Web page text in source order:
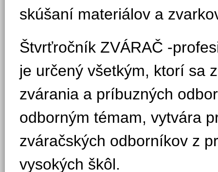
skúšaní materiálov a
Štvrťročník ZVÁRAČ -
je určený všetkým, ktorí sa
zvárania a príbuzných
odborným témam, vytvára
zváračských odborníkov z
vysokých škôl.